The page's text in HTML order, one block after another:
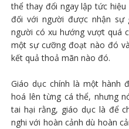
thể thay đổi ngay lập tức
đối với người được nhận sự
người có xu hướng vượt quá
một sự cưỡng đoạt nào đó
kết quả thoả mãn nào đó.
Giáo dục chính là một hành
hoá lên từng cá thể, nhưng
tai hại rằng, giáo dục là để
nghi với hoàn cảnh dù hoàn